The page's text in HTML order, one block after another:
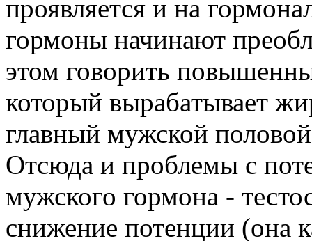
проявляется и на
гормоны начинают
этом говорить
который вырабатывает
главный мужской
Отсюда и проблемы с
мужского гормона -
снижение потенции (она